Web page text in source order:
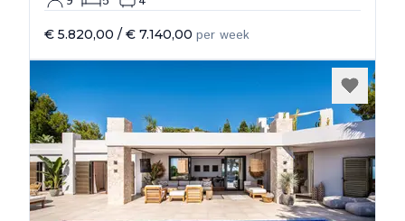
€ 5.820,00 / € 7.140,00 per week